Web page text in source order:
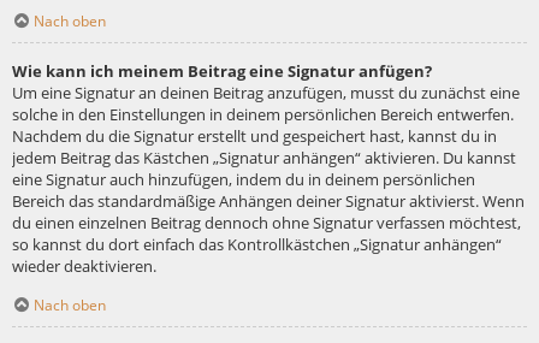
Nach oben
Wie kann ich meinem Beitrag eine Signatur anfügen?
Um eine Signatur an deinen Beitrag anzufügen, musst du zunächst eine
solche in den Einstellungen in deinem persönlichen Bereich entwerfen.
Nachdem du die Signatur erstellt und gespeichert hast, kannst du in
jedem Beitrag das Kästchen „Signatur anhängen“ aktivieren. Du kannst
eine Signatur auch hinzufügen, indem du in deinem persönlichen
Bereich das standardmäßige Anhängen deiner Signatur aktivierst. Wenn
du einen einzelnen Beitrag dennoch ohne Signatur verfassen möchtest,
so kannst du dort einfach das Kontrollkästchen „Signatur anhängen“
wieder deaktivieren.
Nach oben